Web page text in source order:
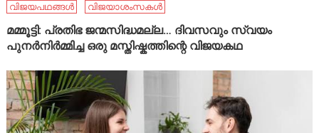
വിജയപഥങ്ങൾ
വിജയാശംസകൾ
മമ്മൂട്ടി: പ്രതിഭ ജന്മസിദ്ധമല്ല… ദിവസവും സ്വയം
പുനർനിർമ്മിച്ച ഒരു മസ്തിഷ്കത്തിന്റെ വിജയകഥ